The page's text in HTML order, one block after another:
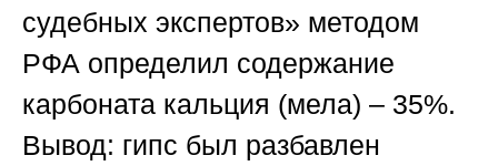
судебных экспертов» методом
РФА определил содержание
карбоната кальция (мела) – 35%.
Вывод: гипс был разбавлен